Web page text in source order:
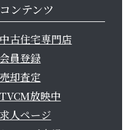
コンテンツ
中古住宅専門店
会員登録
売却査定
TVCM放映中
求人ページ